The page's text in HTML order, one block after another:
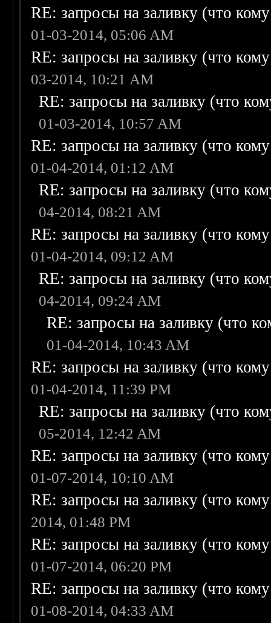
RE: запросы на заливку (что
01-03-2014, 05:06 AM
RE: запросы на заливку (что
03-2014, 10:21 AM
RE: запросы на заливку (что
01-03-2014, 10:57 AM
RE: запросы на заливку (что
01-04-2014, 01:12 AM
RE: запросы на заливку (что
04-2014, 08:21 AM
RE: запросы на заливку (что
01-04-2014, 09:12 AM
RE: запросы на заливку (что
04-2014, 09:24 AM
RE: запросы на заливку (что
01-04-2014, 10:43 AM
RE: запросы на заливку (что
01-04-2014, 11:39 PM
RE: запросы на заливку (что
05-2014, 12:42 AM
RE: запросы на заливку (что
01-07-2014, 10:10 AM
RE: запросы на заливку (что
2014, 01:48 PM
RE: запросы на заливку (что
01-07-2014, 06:20 PM
RE: запросы на заливку (что
01-08-2014, 04:33 AM